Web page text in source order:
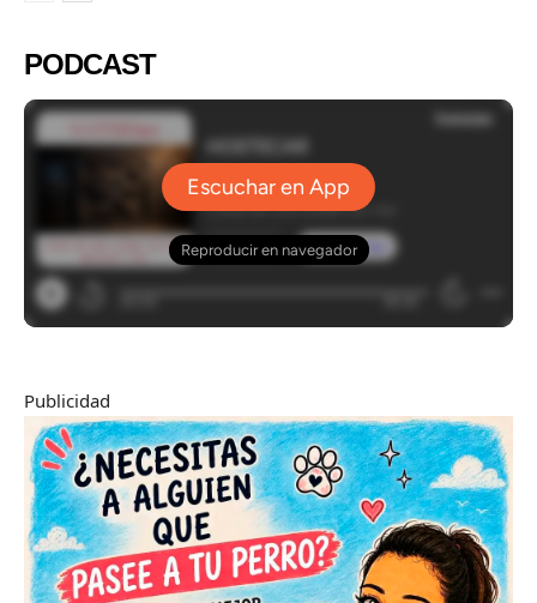
PODCAST
Publicidad